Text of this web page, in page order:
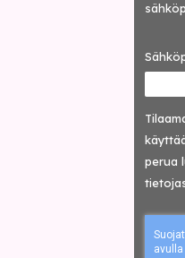
perua